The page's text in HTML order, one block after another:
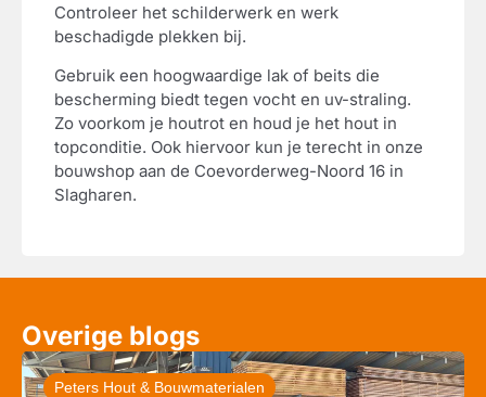
Controleer het schilderwerk en werk
beschadigde plekken bij.
Gebruik een hoogwaardige lak of beits die
bescherming biedt tegen vocht en uv-straling.
Zo voorkom je houtrot en houd je het hout in
topconditie. Ook hiervoor kun je terecht in onze
bouwshop aan de Coevorderweg-Noord 16 in
Slagharen.
Overige blogs
Peters Hout & Bouwmaterialen